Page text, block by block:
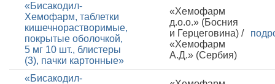
«Бисакодил-
Хемофарм, таблетки
кишечнорастворимые,
покрытые оболочкой,
5 мг 10 шт., блистеры
(3), пачки картонные»
«Хемофарм
д.о.о.» (Босния
и Герцеговина) /
«Хемофарм
А.Д.» (Сербия)
«Бисакодил-